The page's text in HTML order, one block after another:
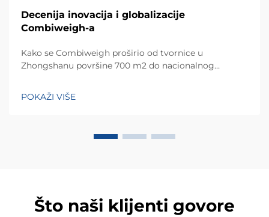
Decenija inovacija i globalizacije
Combiweigh-a
Kako se Combiweigh proširio od tvornice u
Zhongshanu površine 700 m2 do nacionalnog
zemalja. Otkrijte njihova inteligentna rješenja za
tehtanjezažali globalnu konsultaciju OEM/ODM-a još
POKAŽI VIŠE
Što naši klijenti govore